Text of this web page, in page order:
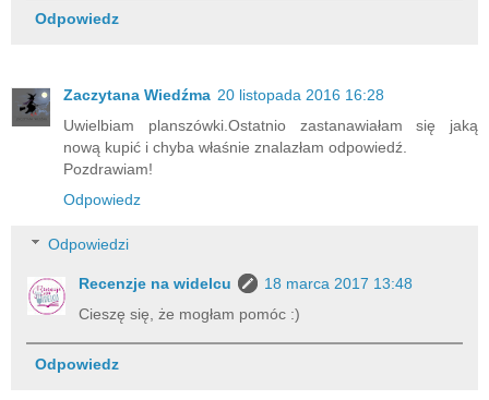
Odpowiedz
Zaczytana Wiedźma 20 listopada 2016 16:28
Uwielbiam planszówki.Ostatnio zastanawiałam się jaką
nową kupić i chyba właśnie znalazłam odpowiedź.
Pozdrawiam!
Odpowiedz
Odpowiedzi
Recenzje na widelcu
18 marca 2017 13:48
Cieszę się, że mogłam pomóc :)
Odpowiedz